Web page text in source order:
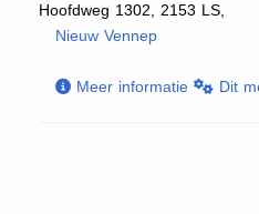
Hoofdweg 1302, 2153 LS,
Nieuw Vennep
Meer informatie Dit